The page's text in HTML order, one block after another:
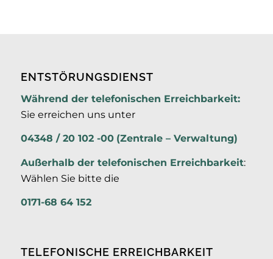
ENTSTÖRUNGSDIENST
Während der telefonischen Erreichbarkeit:
Sie erreichen uns unter
04348 / 20 102 -00 (Zentrale – Verwaltung)
Außerhalb der telefonischen Erreichbarkeit:
Wählen Sie bitte die
0171-68 64 152
TELEFONISCHE ERREICHBARKEIT